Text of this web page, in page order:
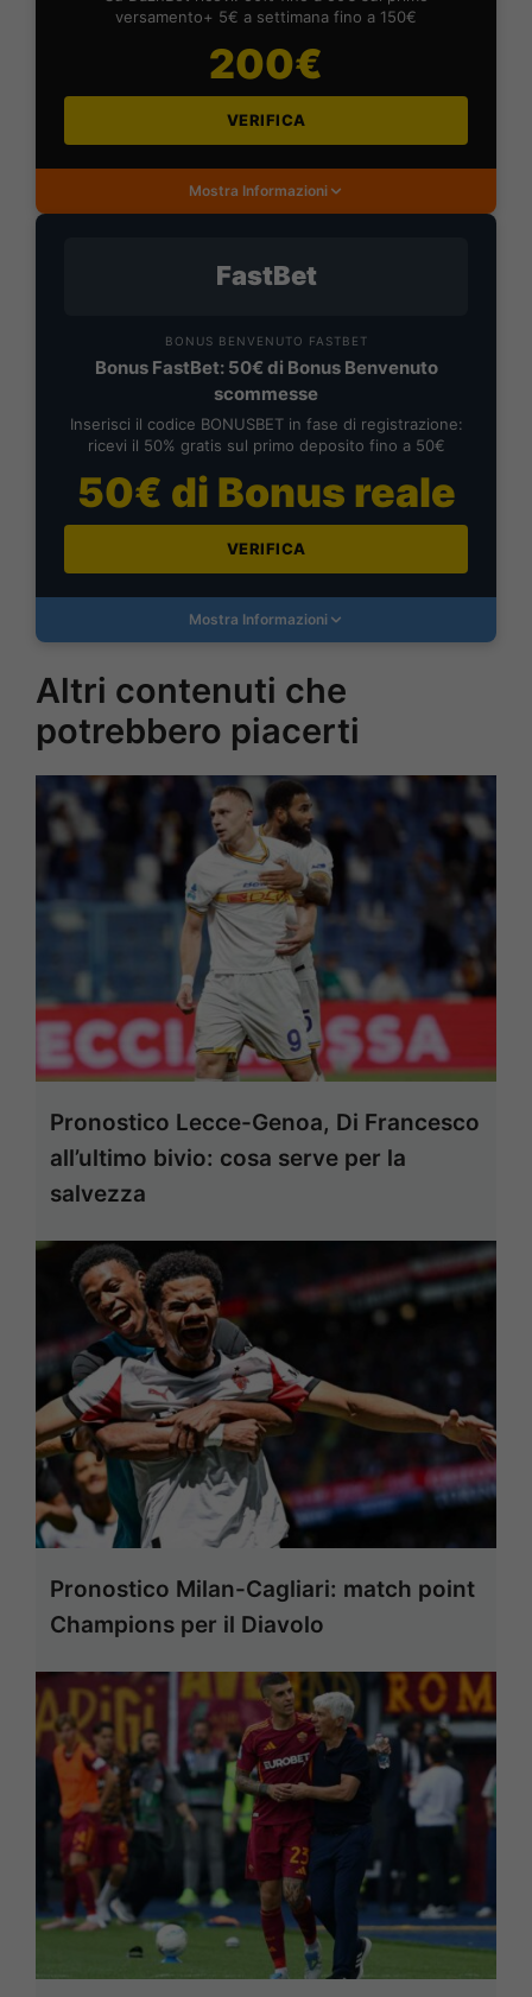
versamento+ 5€ a settimana fino a 150€
200€
VERIFICA
Mostra Informazioni
FastBet
BONUS BENVENUTO FASTBET
Bonus FastBet: 50€ di Bonus Benvenuto
scommesse
Inserisci il codice BONUSBET in fase di registrazione:
ricevi il 50% gratis sul primo deposito fino a 50€
50€ di Bonus reale
VERIFICA
Mostra Informazioni
Altri contenuti che
potrebbero piacerti
Pronostico Lecce-Genoa, Di Francesco
all’ultimo bivio: cosa serve per la
salvezza
Pronostico Milan-Cagliari: match point
Champions per il Diavolo